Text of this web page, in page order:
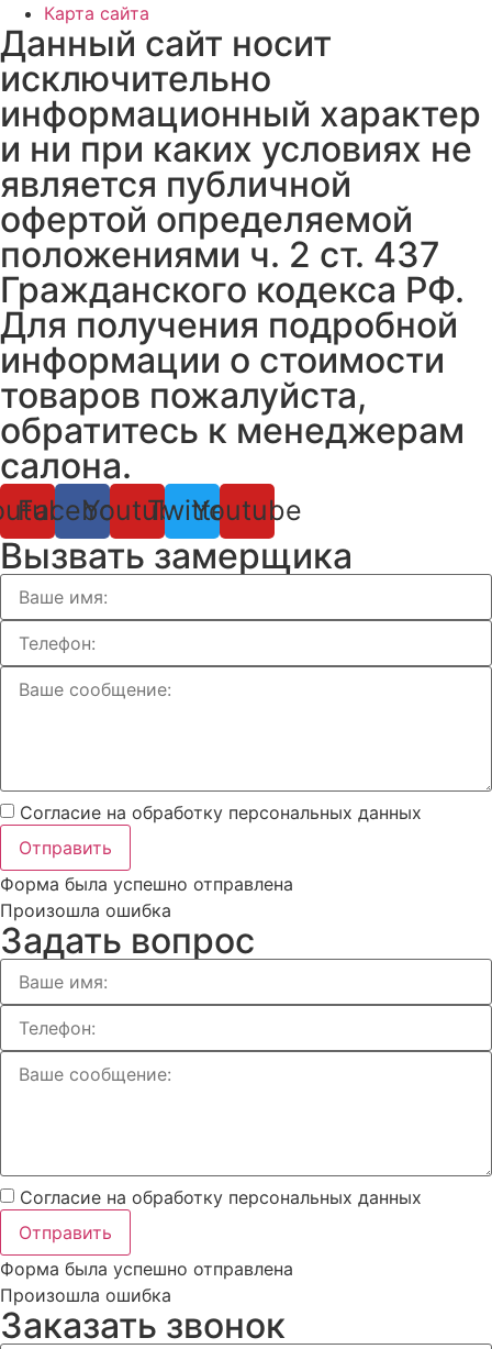
Карта сайта
Данный сайт носит
исключительно
информационный характер
и ни при каких условиях не
является публичной
офертой определяемой
положениями ч. 2 ст. 437
Гражданского кодекса РФ.
Для получения подробной
информации о стоимости
товаров пожалуйста,
обратитесь к менеджерам
салона.
Facebook
YoutubeTwitterYoutube
Вызвать замерщика
Согласие на обработку персональных данных
Отправить
Форма была успешно отправлена
Произошла ошибка
Задать вопрос
Согласие на обработку персональных данных
Отправить
Форма была успешно отправлена
Произошла ошибка
Заказать звонок